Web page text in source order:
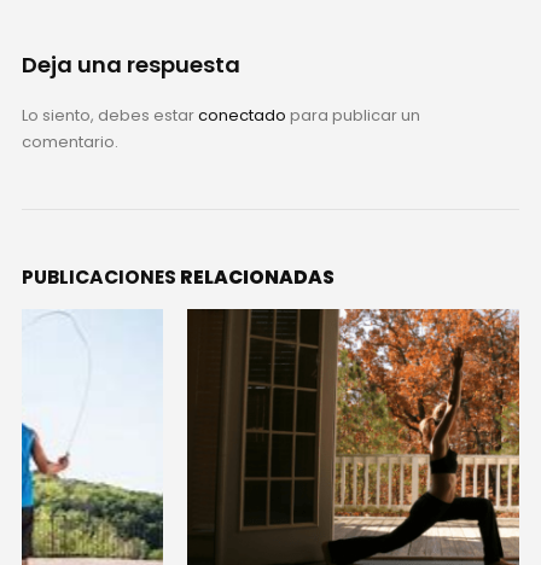
Deja una respuesta
Lo siento, debes estarconectado para publicar un
comentario.
PUBLICACIONES RELACIONADAS